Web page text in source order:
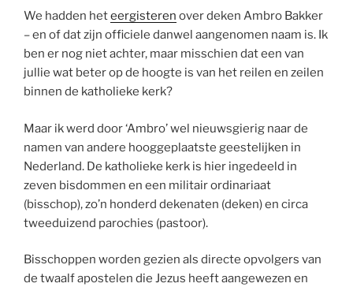
We hadden heteergisteren over deken Ambro Bakker
– en of dat zijn officiele danwel aangenomen naam is. Ik
ben er nog niet achter, maar misschien dat een van
jullie wat beter op de hoogte is van het reilen en zeilen
binnen de katholieke kerk?
Maar ik werd door ‘Ambro’ wel nieuwsgierig naar de
namen van andere hooggeplaatste geestelijken in
Nederland. De katholieke kerk is hier ingedeeld in
zeven bisdommen en een militair ordinariaat
(bisschop), zo’n honderd dekenaten (deken) en circa
tweeduizend parochies (pastoor).
Bisschoppen worden gezien als directe opvolgers van
de twaalf apostelen die Jezus heeft aangewezen en